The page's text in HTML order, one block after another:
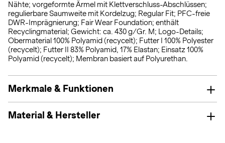
Nähte; vorgeformte Ärmel mit Klettverschluss-Abschlüssen;
regulierbare Saumweite mit Kordelzug; Regular Fit; PFC-freie
DWR-Imprägnierung; Fair Wear Foundation; enthält
Recyclingmaterial; Gewicht: ca. 430 g/Gr. M; Logo-Details;
Obermaterial 100% Polyamid (recycelt); Futter I 100% Polyester
(recycelt); Futter II 83% Polyamid, 17% Elastan; Einsatz 100%
Polyamid (recycelt); Membran basiert auf Polyurethan.
Merkmale & Funktionen
Material & Hersteller